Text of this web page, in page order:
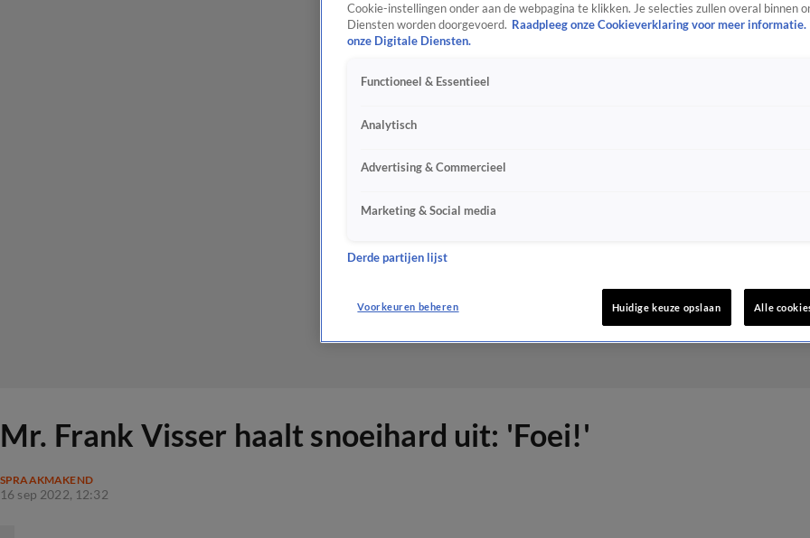
Mr. Frank Visser haalt snoeihard uit: 'Foei!'
SPRAAKMAKEND
16 sep 2022, 12:32
Cookie-instellingen onder aan de webpagina te klikken. Je selecties zullen overal binnen
Diensten worden doorgevoerd. Raadpleeg onze Cookieverklaring voor meer informatie.
onze Digitale Diensten.
Functioneel & Essentieel
Analytisch
Advertising & Commercieel
Marketing & Social media
Derde partijen lijst
Voorkeuren beheren Huidige keuze opslaan Alle